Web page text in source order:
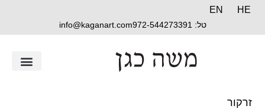
HE
EN
טל: 972-544273391 info@kaganart.com
זרקור